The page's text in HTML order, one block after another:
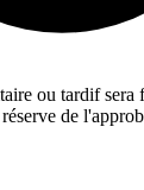
ou tardif sera
de